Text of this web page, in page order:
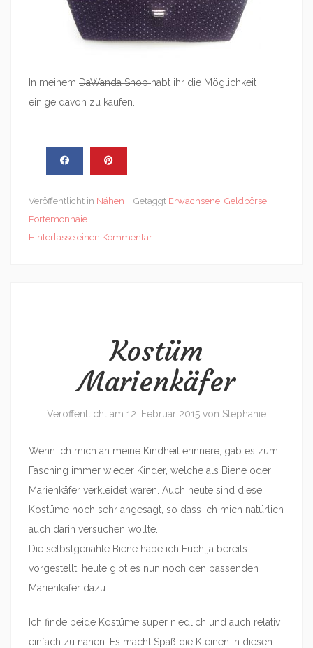
In meinem DaWanda Shophabt ihr die Möglichkeit
einige davon zu kaufen.
Veröffentlicht in Nähen Getaggt Erwachsene, Geldbörse,
Portemonnaie
Hinterlasse einen Kommentar
Kostüm
Marienkäfer
Veröffentlicht am 12. Februar 2015 von Stephanie
Wenn ich mich an meine Kindheit erinnere, gab es zum
Fasching immer wieder Kinder, welche als Biene oder
Marienkäfer verkleidet waren. Auch heute sind diese
Kostüme noch sehr angesagt, so dass ich mich natürlich
auch darin versuchen wollte.
Die selbstgenähte Biene habe ich Euch ja bereits
vorgestellt, heute gibt es nun noch den passenden
Marienkäfer dazu.
Ich finde beide Kostüme super niedlich und auch relativ
einfach zu nähen. Es macht Spaß die Kleinen in diesen